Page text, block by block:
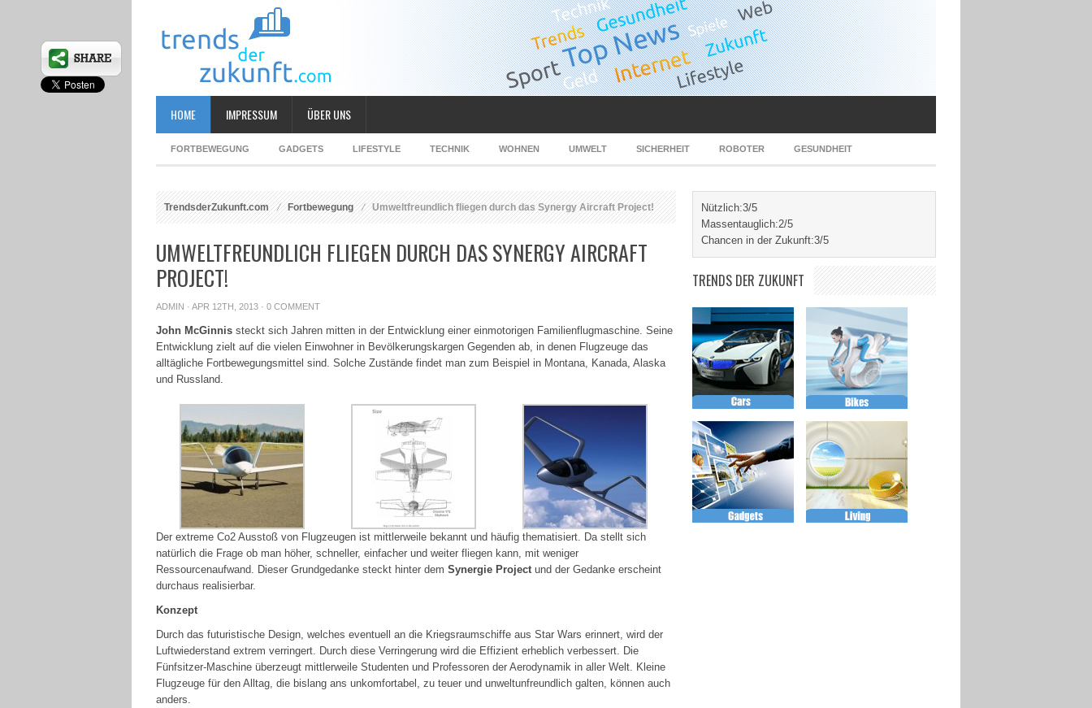
HOME IMPRESSUM ÜBER UNS
FORTBEWEGUNG GADGETS LIFESTYLE TECHNIK WOHNEN UMWELT SICHERHEIT ROBOTER GESUNDHEIT
TrendsderZukunft.com Fortbewegung Umweltfreundlich fliegen durch das Synergy Aircraft Project!
UMWELTFREUNDLICH FLIEGEN DURCH DAS SYNERGY AIRCRAFT
PROJECT!
ADMIN · APR 12TH, 2013 · 0 COMMENT
John McGinnis steckt sich Jahren mitten in der Entwicklung einer einmotorigen Familienflugmaschine. Seine
Entwicklung zielt auf die vielen Einwohner in Bevölkerungskargen Gegenden ab, in denen Flugzeuge das
alltägliche Fortbewegungsmittel sind. Solche Zustände findet man zum Beispiel in Montana, Kanada, Alaska
und Russland.
Der extreme Co2 Ausstoß von Flugzeugen ist mittlerweile bekannt und häufig thematisiert. Da stellt sich
natürlich die Frage ob man höher, schneller, einfacher und weiter fliegen kann, mit weniger
Ressourcenaufwand. Dieser Grundgedanke steckt hinter dem Synergie Projectund der Gedanke erscheint
durchaus realisierbar.
Konzept
Durch das futuristische Design, welches eventuell an die Kriegsraumschiffe aus Star Wars erinnert, wird der
Luftwiederstand extrem verringert. Durch diese Verringerung wird die Effizient erheblich verbessert. Die
Fünfsitzer-Maschine überzeugt mittlerweile Studenten und Professoren der Aerodynamik in aller Welt. Kleine
Flugzeuge für den Alltag, die bislang ans unkomfortabel, zu teuer und unweltunfreundlich galten, können auch
anders.
Nützlich:3/5
Massentauglich:2/5
Chancen in der Zukunft:3/5
TRENDS DER ZUKUNFT